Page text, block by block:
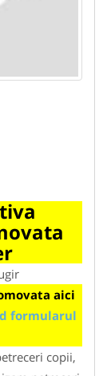
aici
formularul
copii,